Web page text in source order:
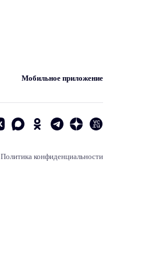
Мобильное приложение
Политика конфиденциальности